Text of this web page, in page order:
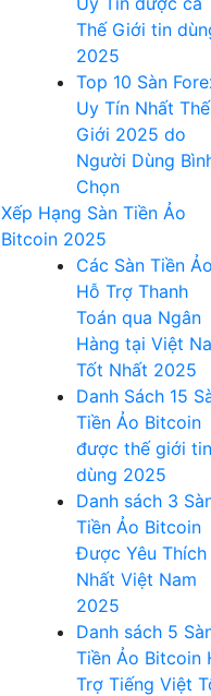
Thế Giới tin
2025
Top 10 Sàn
Uy Tín Nhất Thế
Giới 2025 do
Người Dùng
Chọn
Xếp Hạng Sàn Tiền Ảo
Bitcoin 2025
Các Sàn Tiền Ảo
Hỗ Trợ Thanh
Toán qua Ngân
Hàng tại Việt
Tốt Nhất 2025
Danh Sách 15
Tiền Ảo Bitcoin
được thế giới tin
dùng 2025
Danh sách 3
Tiền Ảo Bitcoin
Được Yêu Thích
Nhất Việt Nam
2025
Danh sách 5
Tiền Ảo Bitcoin
Trợ Tiếng Việt